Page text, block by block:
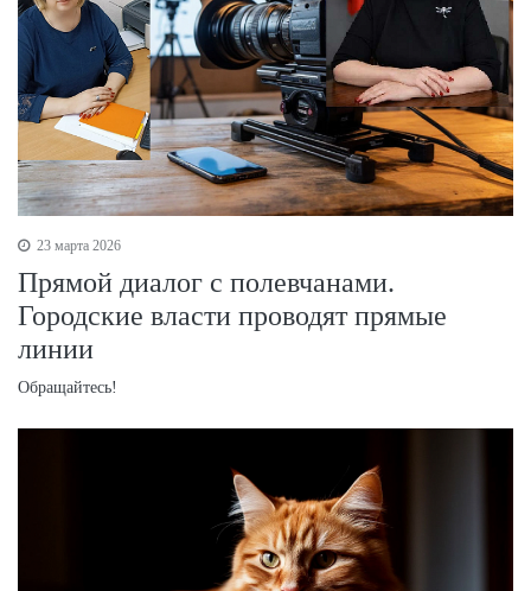
23 марта 2026
Прямой диалог с полевчанами.
Городские власти проводят прямые
линии
Обращайтесь!